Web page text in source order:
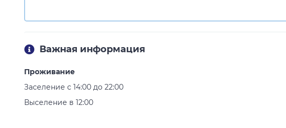
Важная информация
Проживание
Заселение с 14:00 до 22:00
Выселение в 12:00